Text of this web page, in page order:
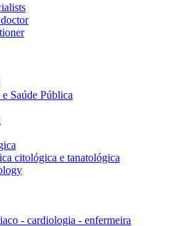
Saúde Pública
citológica e tanatológica
- cardiologia - enfermeira